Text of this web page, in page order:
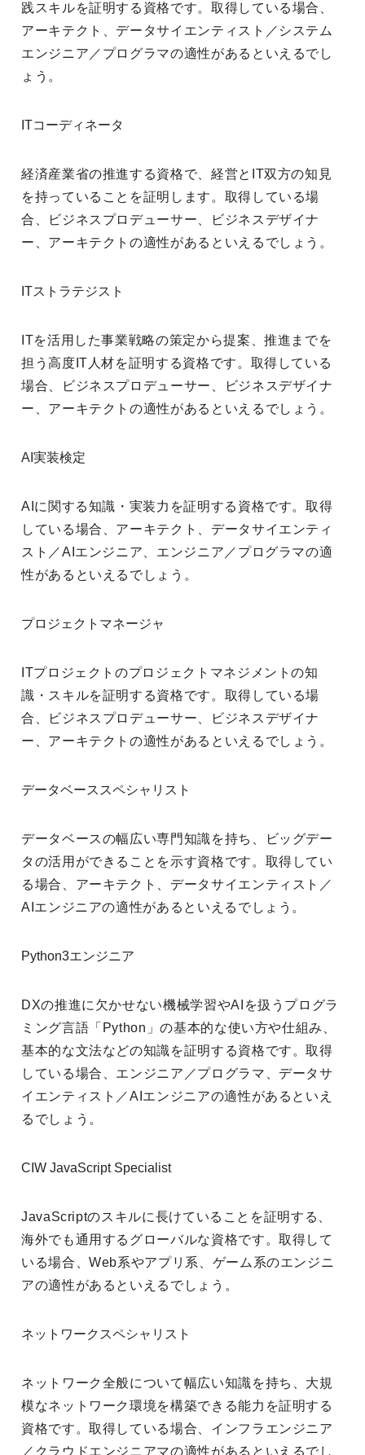
践スキルを証明する資格です。取得している場合、
アーキテクト、データサイエンティスト／システム
エンジニア／プログラマの適性があるといえるでし
ょう。
ITコーディネータ
経済産業省の推進する資格で、経営とIT双方の知見
を持っていることを証明します。取得している場
合、ビジネスプロデューサー、ビジネスデザイナ
ー、アーキテクトの適性があるといえるでしょう。
ITストラテジスト
ITを活用した事業戦略の策定から提案、推進までを
担う高度IT人材を証明する資格です。取得している
場合、ビジネスプロデューサー、ビジネスデザイナ
ー、アーキテクトの適性があるといえるでしょう。
AI実装検定
AIに関する知識・実装力を証明する資格です。取得
している場合、アーキテクト、データサイエンティ
スト／AIエンジニア、エンジニア／プログラマの適
性があるといえるでしょう。
プロジェクトマネージャ
ITプロジェクトのプロジェクトマネジメントの知
識・スキルを証明する資格です。取得している場
合、ビジネスプロデューサー、ビジネスデザイナ
ー、アーキテクトの適性があるといえるでしょう。
データベーススペシャリスト
データベースの幅広い専門知識を持ち、ビッグデー
タの活用ができることを示す資格です。取得してい
る場合、アーキテクト、データサイエンティスト／
AIエンジニアの適性があるといえるでしょう。
Python3エンジニア
DXの推進に欠かせない機械学習やAIを扱うプログラ
ミング言語「Python」の基本的な使い方や仕組み、
基本的な文法などの知識を証明する資格です。取得
している場合、エンジニア／プログラマ、データサ
イエンティスト／AIエンジニアの適性があるといえ
るでしょう。
CIW JavaScript Specialist
JavaScriptのスキルに長けていることを証明する、
海外でも通用するグローバルな資格です。取得して
いる場合、Web系やアプリ系、ゲーム系のエンジニ
アの適性があるといえるでしょう。
ネットワークスペシャリスト
ネットワーク全般について幅広い知識を持ち、大規
模なネットワーク環境を構築できる能力を証明する
資格です。取得している場合、インフラエンジニア
／クラウドエンジニアマの適性があるといえるでし